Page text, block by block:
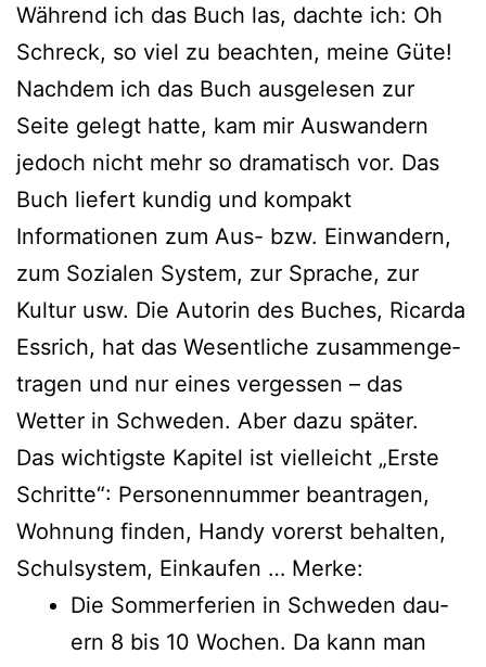
Während ich das Buch las, dach­te ich: Oh
Schreck, so viel zu beach­ten, mei­ne Güte!
Nachdem ich das Buch aus­ge­le­sen zur
Seite gelegt hat­te, kam mir Auswandern
jedoch nicht mehr so dra­ma­tisch vor. Das
Buch lie­fert kun­dig und kom­pakt
Informationen zum Aus- bzw. Einwandern,
zum Sozialen System, zur Sprache, zur
Kultur usw. Die Autorin des Buches, Ricarda
Essrich, hat das Wesentliche zusam­men­ge­
tra­gen und nur eines ver­ges­sen – das
Wetter in Schweden. Aber dazu später.
Das wich­tigs­te Kapitel ist viel­leicht „Erste
Schritte“: Personennummer bean­tra­gen,
Wohnung fin­den, Handy vor­erst behal­ten,
Schulsystem, Einkaufen … Merke:
Die Sommerferien in Schweden dau­
ern 8 bis 10 Wochen. Da kann man